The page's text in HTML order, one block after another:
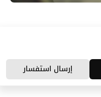
إرسال استفسار